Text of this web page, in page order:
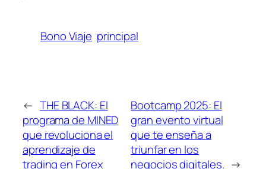
Bono Viaje principal
← THE BLACK: El
programa de MINED
que revoluciona el
aprendizaje de
trading en Forex
Bootcamp 2025: El
gran evento virtual
que te enseña a
triunfar en los
negocios digitales. →